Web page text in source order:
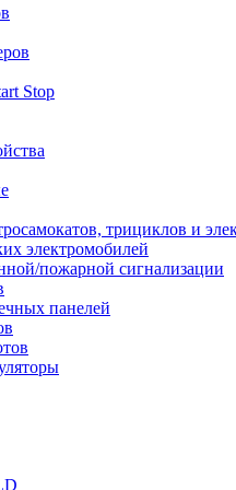
Stop
трициклов и
электромобилей
пожарной сигнализации
панелей